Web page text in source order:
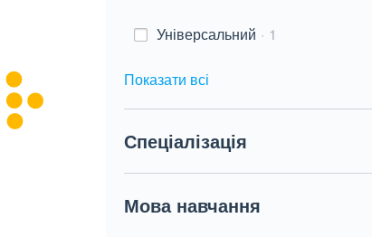
Універсальний 1
Показати всі
Спеціалізація
Мова навчання